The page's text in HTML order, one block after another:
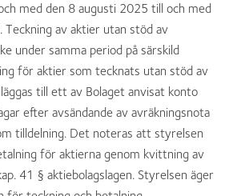
med den 8 augusti 2025 till och med
av aktier utan stöd av
under samma period på särskild
för aktier som tecknats utan stöd av
till ett av Bolaget anvisat konto
efter avsändande av avräkningsnota
tilldelning. Det noteras att styrelsen
för aktierna genom kvittning av
41 § aktiebolagslagen. Styrelsen äger